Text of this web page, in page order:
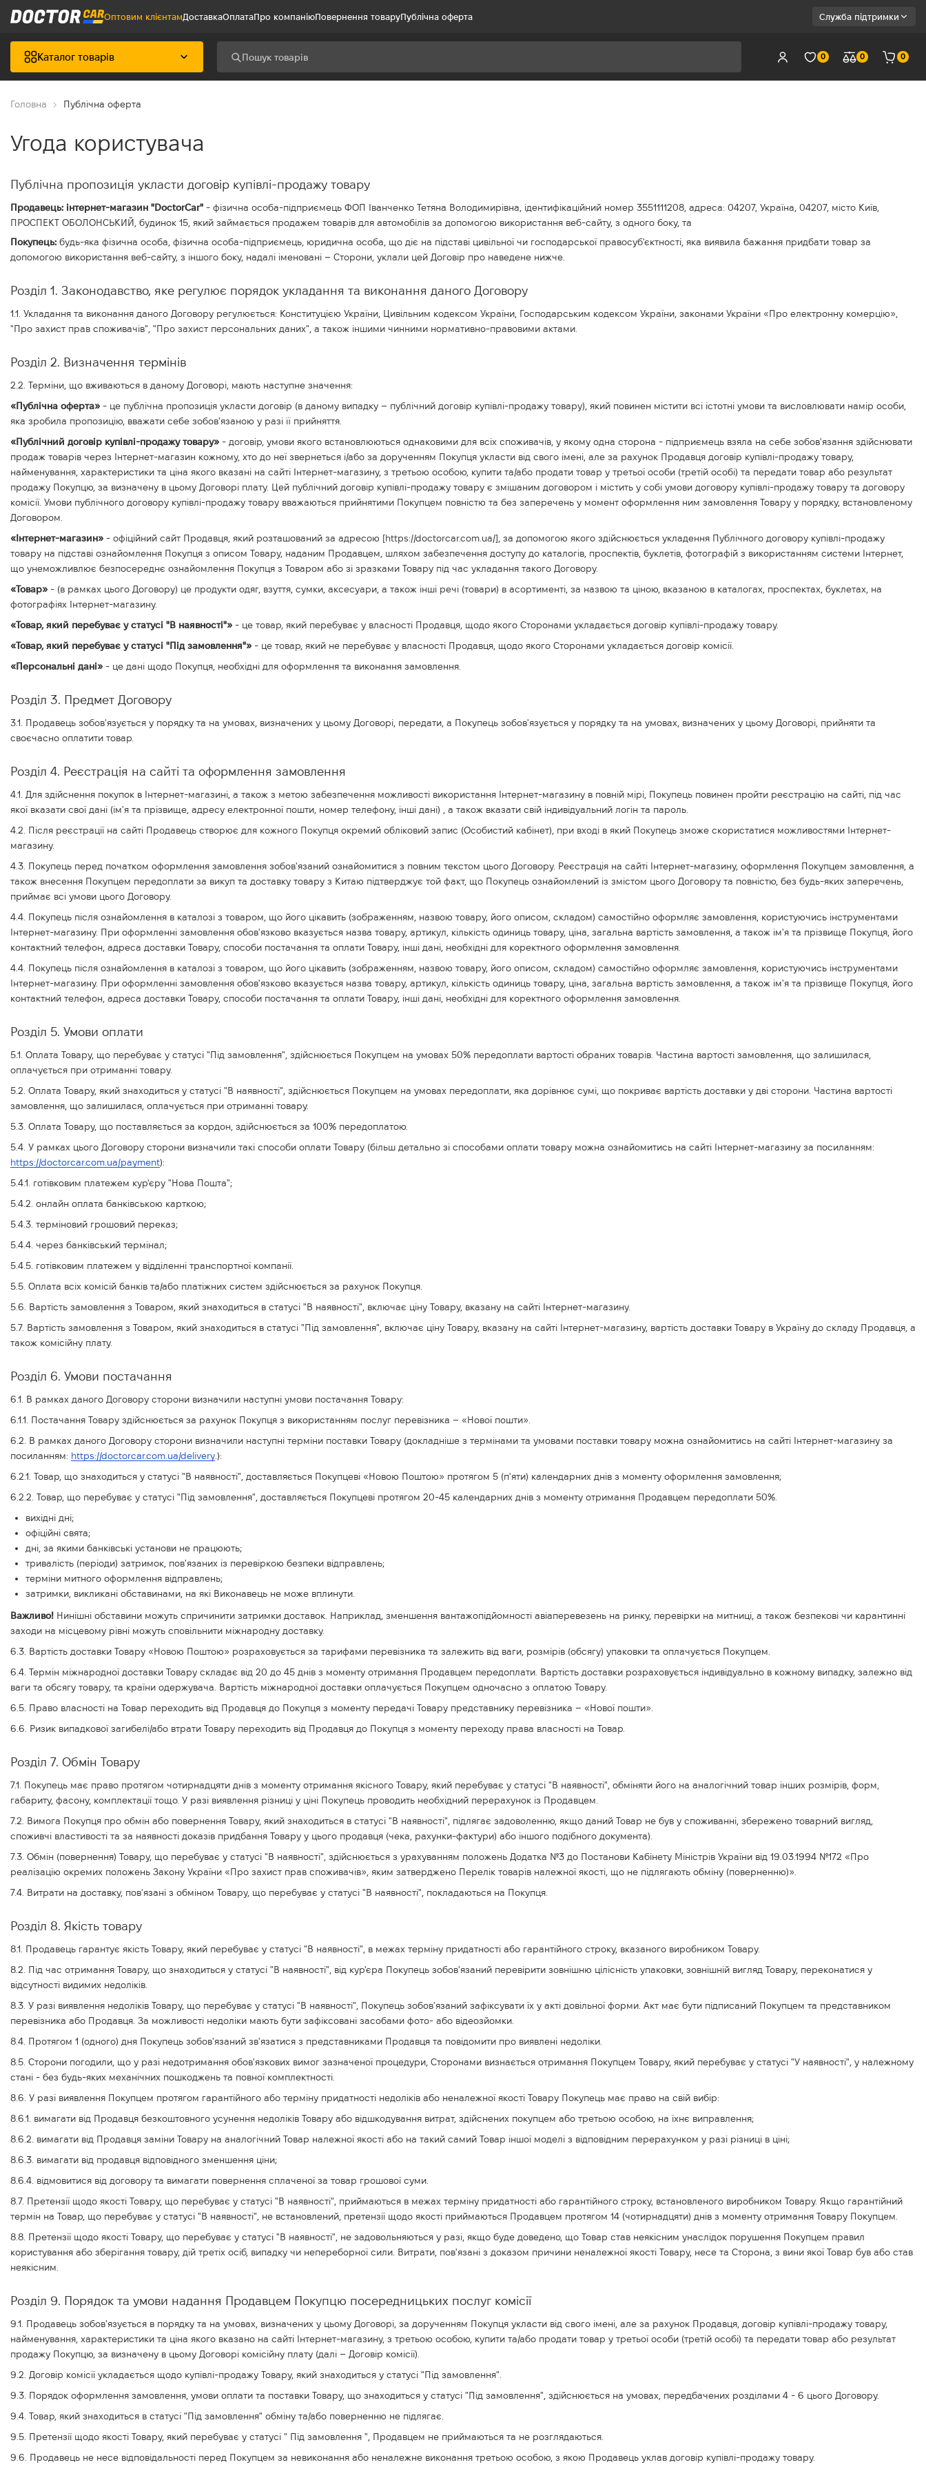
Оптовим клієнтамДоставкаОплатаПро компаніюПовернення товаруПублічна оферта Служба підтримки
Каталог товарів 0 0 0
Головна Публічна оферта
Угода користувача
Публічна пропозиція укласти договір купівлі-продажу товару
Продавець: інтернет-магазин "DoctorCar" - фізична особа-підприємець ФОП Іванченко Тетяна Володимирівна, ідентифікаційний номер 3551111208, адреса: 04207, Україна, 04207, місто Київ,
ПРОСПЕКТ ОБОЛОНСЬКИЙ, будинок 15, який займається продажем товарів для автомобілів за допомогою використання веб-сайту, з одного боку, та
Покупець: будь-яка фізична особа, фізична особа-підприємець, юридична особа, що діє на підставі цивільної чи господарської правосуб'єктності, яка виявила бажання придбати товар за
допомогою використання веб-сайту, з іншого боку, надалі іменовані – Сторони, уклали цей Договір про наведене нижче.
Розділ 1. Законодавство, яке регулює порядок укладання та виконання даного Договору
1.1. Укладання та виконання даного Договору регулюється: Конституцією України, Цивільним кодексом України, Господарським кодексом України, законами України «Про електронну комерцію»,
"Про захист прав споживачів", "Про захист персональних даних", а також іншими чинними нормативно-правовими актами.
Розділ 2. Визначення термінів
2.2. Терміни, що вживаються в даному Договорі, мають наступне значення:
«Публічна оферта» - це публічна пропозиція укласти договір (в даному випадку – публічний договір купівлі-продажу товару), який повинен містити всі істотні умови та висловлювати намір особи,
яка зробила пропозицію, вважати себе зобов'язаною у разі її прийняття.
«Публічний договір купівлі-продажу товару» - договір, умови якого встановлюються однаковими для всіх споживачів, у якому одна сторона - підприємець взяла на себе зобов'язання здійснювати
продаж товарів через Інтернет-магазин кожному, хто до неї звернеться і/або за дорученням Покупця укласти від свого імені, але за рахунок Продавця договір купівлі-продажу товару,
найменування, характеристики та ціна якого вказані на сайті Інтернет-магазину, з третьою особою, купити та/або продати товар у третьої особи (третій особі) та передати товар або результат
продажу Покупцю, за визначену в цьому Договорі плату. Цей публічний договір купівлі-продажу товару є змішаним договором і містить у собі умови договору купівлі-продажу товару та договору
комісії. Умови публічного договору купівлі-продажу товару вважаються прийнятими Покупцем повністю та без заперечень у момент оформлення ним замовлення Товару у порядку, встановленому
Договором.
«Інтернет-магазин» - офіційний сайт Продавця, який розташований за адресою [https://doctorcar.com.ua/], за допомогою якого здійснюється укладення Публічного договору купівлі-продажу
товару на підставі ознайомлення Покупця з описом Товару, наданим Продавцем, шляхом забезпечення доступу до каталогів, проспектів, буклетів, фотографій з використанням системи Інтернет,
що унеможливлює безпосереднє ознайомлення Покупця з Товаром або зі зразками Товару під час укладання такого Договору.
«Товар» - (в рамках цього Договору) це продукти одяг, взуття, сумки, аксесуари, а також інші речі (товари) в асортименті, за назвою та ціною, вказаною в каталогах, проспектах, буклетах, на
фотографіях Інтернет-магазину.
«Товар, який перебуває у статусі "В наявності"» - це товар, який перебуває у власності Продавця, щодо якого Сторонами укладається договір купівлі-продажу товару.
«Товар, який перебуває у статусі "Під замовлення"» - це товар, який не перебуває у власності Продавця, щодо якого Сторонами укладається договір комісії.
«Персональні дані» - це дані щодо Покупця, необхідні для оформлення та виконання замовлення.
Розділ 3. Предмет Договору
3.1. Продавець зобов'язується у порядку та на умовах, визначених у цьому Договорі, передати, а Покупець зобов'язується у порядку та на умовах, визначених у цьому Договорі, прийняти та
своєчасно оплатити товар.
Розділ 4. Реєстрація на сайті та оформлення замовлення
4.1. Для здійснення покупок в Інтернет-магазині, а також з метою забезпечення можливості використання Інтернет-магазину в повній мірі, Покупець повинен пройти реєстрацію на сайті, під час
якої вказати свої дані (ім'я та прізвище, адресу електронної пошти, номер телефону, інші дані) , а також вказати свій індивідуальний логін та пароль.
4.2. Після реєстрації на сайті Продавець створює для кожного Покупця окремий обліковий запис (Особистий кабінет), при вході в який Покупець зможе скористатися можливостями Інтернет-
магазину.
4.3. Покупець перед початком оформлення замовлення зобов'язаний ознайомитися з повним текстом цього Договору. Реєстрація на сайті Інтернет-магазину, оформлення Покупцем замовлення, а
також внесення Покупцем передоплати за викуп та доставку товару з Китаю підтверджує той факт, що Покупець ознайомлений із змістом цього Договору та повністю, без будь-яких заперечень,
приймає всі умови цього Договору.
4.4. Покупець після ознайомлення в каталозі з товаром, що його цікавить (зображенням, назвою товару, його описом, складом) самостійно оформляє замовлення, користуючись інструментами
Інтернет-магазину. При оформленні замовлення обов'язково вказується назва товару, артикул, кількість одиниць товару, ціна, загальна вартість замовлення, а також ім'я та прізвище Покупця, його
контактний телефон, адреса доставки Товару, способи постачання та оплати Товару, інші дані, необхідні для коректного оформлення замовлення.
4.4. Покупець після ознайомлення в каталозі з товаром, що його цікавить (зображенням, назвою товару, його описом, складом) самостійно оформляє замовлення, користуючись інструментами
Інтернет-магазину. При оформленні замовлення обов'язково вказується назва товару, артикул, кількість одиниць товару, ціна, загальна вартість замовлення, а також ім'я та прізвище Покупця, його
контактний телефон, адреса доставки Товару, способи постачання та оплати Товару, інші дані, необхідні для коректного оформлення замовлення.
Розділ 5. Умови оплати
5.1. Оплата Товару, що перебуває у статусі "Під замовлення", здійснюється Покупцем на умовах 50% передоплати вартості обраних товарів. Частина вартості замовлення, що залишилася,
оплачується при отриманні товару.
5.2. Оплата Товару, який знаходиться у статусі "В наявності", здійснюється Покупцем на умовах передоплати, яка дорівнює сумі, що покриває вартість доставки у дві сторони. Частина вартості
замовлення, що залишилася, оплачується при отриманні товару.
5.3. Оплата Товару, що поставляється за кордон, здійснюється за 100% передоплатою.
5.4. У рамках цього Договору сторони визначили такі способи оплати Товару (більш детально зі способами оплати товару можна ознайомитись на сайті Інтернет-магазину за посиланням:
https://doctorcar.com.ua/payment):
5.4.1. готівковим платежем кур'єру "Нова Пошта";
5.4.2. онлайн оплата банківською карткою;
5.4.3. терміновий грошовий переказ;
5.4.4. через банківський термінал;
5.4.5. готівковим платежем у відділенні транспортної компанії.
5.5. Оплата всіх комісій банків та/або платіжних систем здійснюється за рахунок Покупця.
5.6. Вартість замовлення з Товаром, який знаходиться в статусі "В наявності", включає ціну Товару, вказану на сайті Інтернет-магазину.
5.7. Вартість замовлення з Товаром, який знаходиться в статусі "Під замовлення", включає ціну Товару, вказану на сайті Інтернет-магазину, вартість доставки Товару в Україну до складу Продавця, а
також комісійну плату.
Розділ 6. Умови постачання
6.1. В рамках даного Договору сторони визначили наступні умови постачання Товару:
6.1.1. Постачання Товару здійснюється за рахунок Покупця з використанням послуг перевізника – «Нової пошти».
6.2. В рамках даного Договору сторони визначили наступні терміни поставки Товару (докладніше з термінами та умовами поставки товару можна ознайомитись на сайті Інтернет-магазину за
посиланням: https://doctorcar.com.ua/delivery.):
6.2.1. Товар, що знаходиться у статусі "В наявності", доставляється Покупцеві «Новою Поштою» протягом 5 (п'яти) календарних днів з моменту оформлення замовлення;
6.2.2. Товар, що перебуває у статусі "Під замовлення", доставляється Покупцеві протягом 20-45 календарних днів з моменту отримання Продавцем передоплати 50%.
вихідні дні;
офіційні свята;
дні, за якими банківські установи не працюють;
тривалість (періоди) затримок, пов'язаних із перевіркою безпеки відправлень;
терміни митного оформлення відправлень;
затримки, викликані обставинами, на які Виконавець не може вплинути.
Важливо! Нинішні обставини можуть спричинити затримки доставок. Наприклад, зменшення вантажопідйомності авіаперевезень на ринку, перевірки на митниці, а також безпекові чи карантинні
заходи на місцевому рівні можуть сповільнити міжнародну доставку.
6.3. Вартість доставки Товару «Новою Поштою» розраховується за тарифами перевізника та залежить від ваги, розмірів (обсягу) упаковки та оплачується Покупцем.
6.4. Термін міжнародної доставки Товару складає від 20 до 45 днів з моменту отримання Продавцем передоплати. Вартість доставки розраховується індивідуально в кожному випадку, залежно від
ваги та обсягу товару, та країни одержувача. Вартість міжнародної доставки оплачується Покупцем одночасно з оплатою Товару.
6.5. Право власності на Товар переходить від Продавця до Покупця з моменту передачі Товару представнику перевізника – «Нової пошти».
6.6. Ризик випадкової загибелі/або втрати Товару переходить від Продавця до Покупця з моменту переходу права власності на Товар.
Розділ 7. Обмін Товару
7.1. Покупець має право протягом чотирнадцяти днів з моменту отримання якісного Товару, який перебуває у статусі "В наявності", обміняти його на аналогічний товар інших розмірів, форм,
габариту, фасону, комплектації тощо. У разі виявлення різниці у ціні Покупець проводить необхідний перерахунок із Продавцем.
7.2. Вимога Покупця про обмін або повернення Товару, який знаходиться в статусі "В наявності", підлягає задоволенню, якщо даний Товар не був у споживанні, збережено товарний вигляд,
споживчі властивості та за наявності доказів придбання Товару у цього продавця (чека, рахунки-фактури) або іншого подібного документа).
7.3. Обмін (повернення) Товару, що перебуває у статусі "В наявності", здійснюється з урахуванням положень Додатка №3 до Постанови Кабінету Міністрів України від 19.03.1994 №172 «Про
реалізацію окремих положень Закону України «Про захист прав споживачів», яким затверджено Перелік товарів належної якості, що не підлягають обміну (поверненню)».
7.4. Витрати на доставку, пов'язані з обміном Товару, що перебуває у статусі "В наявності", покладаються на Покупця.
Розділ 8. Якість товару
8.1. Продавець гарантує якість Товару, який перебуває у статусі "В наявності", в межах терміну придатності або гарантійного строку, вказаного виробником Товару.
8.2. Під час отримання Товару, що знаходиться у статусі "В наявності", від кур'єра Покупець зобов'язаний перевірити зовнішню цілісність упаковки, зовнішній вигляд Товару, переконатися у
відсутності видимих недоліків.
8.3. У разі виявлення недоліків Товару, що перебуває у статусі "В наявності", Покупець зобов'язаний зафіксувати їх у акті довільної форми. Акт має бути підписаний Покупцем та представником
перевізника або Продавця. За можливості недоліки мають бути зафіксовані засобами фото- або відеозйомки.
8.4. Протягом 1 (одного) дня Покупець зобов'язаний зв'язатися з представниками Продавця та повідомити про виявлені недоліки.
8.5. Сторони погодили, що у разі недотримання обов'язкових вимог зазначеної процедури, Сторонами визнається отримання Покупцем Товару, який перебуває у статусі "У наявності", у належному
стані - без будь-яких механічних пошкоджень та повної комплектності.
8.6. У разі виявлення Покупцем протягом гарантійного або терміну придатності недоліків або неналежної якості Товару Покупець має право на свій вибір:
8.6.1. вимагати від Продавця безкоштовного усунення недоліків Товару або відшкодування витрат, здійснених покупцем або третьою особою, на їхнє виправлення;
8.6.2. вимагати від Продавця заміни Товару на аналогічний Товар належної якості або на такий самий Товар іншої моделі з відповідним перерахунком у разі різниці в ціні;
8.6.3. вимагати від продавця відповідного зменшення ціни;
8.6.4. відмовитися від договору та вимагати повернення сплаченої за товар грошової суми.
8.7. Претензії щодо якості Товару, що перебуває у статусі "В наявності", приймаються в межах терміну придатності або гарантійного строку, встановленого виробником Товару. Якщо гарантійний
термін на Товар, що перебуває у статусі "В наявності", не встановлений, претензії щодо якості приймаються Продавцем протягом 14 (чотирнадцяти) днів з моменту отримання Товару Покупцем.
8.8. Претензії щодо якості Товару, що перебуває у статусі "В наявності", не задовольняються у разі, якщо буде доведено, що Товар став неякісним унаслідок порушення Покупцем правил
користування або зберігання товару, дій третіх осіб, випадку чи непереборної сили. Витрати, пов'язані з доказом причини неналежної якості Товару, несе та Сторона, з вини якої Товар був або став
неякісним.
Розділ 9. Порядок та умови надання Продавцем Покупцю посередницьких послуг комісії
9.1. Продавець зобов'язується в порядку та на умовах, визначених у цьому Договорі, за дорученням Покупця укласти від свого імені, але за рахунок Продавця, договір купівлі-продажу товару,
найменування, характеристики та ціна якого вказано на сайті Інтернет-магазину, з третьою особою, купити та/або продати товар у третьої особи (третій особі) та передати товар або результат
продажу Покупцю, за визначену в цьому Договорі комісійну плату (далі – Договір комісії).
9.2. Договір комісії укладається щодо купівлі-продажу Товару, який знаходиться у статусі "Під замовлення".
9.3. Порядок оформлення замовлення, умови оплати та поставки Товару, що знаходиться у статусі "Під замовлення", здійснюється на умовах, передбачених розділами 4 - 6 цього Договору.
9.4. Товар, який знаходиться в статусі "Під замовлення" обміну та/або поверненню не підлягає.
9.5. Претензії щодо якості Товару, який перебуває у статусі " Під замовлення ", Продавцем не приймаються та не розглядаються.
9.6. Продавець не несе відповідальності перед Покупцем за невиконання або неналежне виконання третьою особою, з якою Продавець уклав договір купівлі-продажу товару.